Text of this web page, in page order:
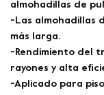
almohadillas de
-Las almohadillas
más larga.
-Rendimiento del
rayones y alta
-Aplicado para